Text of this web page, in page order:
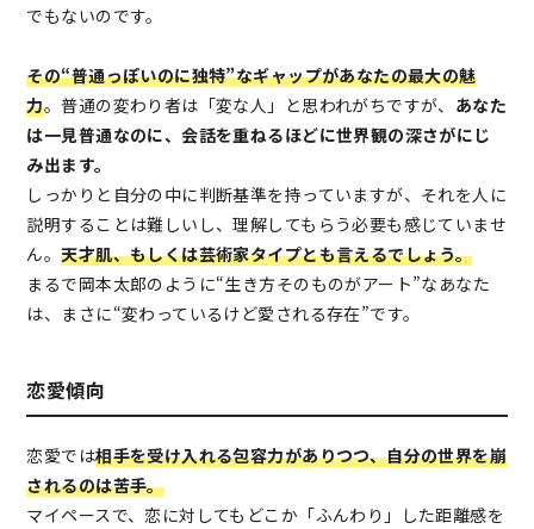
でもないのです。
その“普通っぽいのに独特”なギャップがあなたの最大の魅
力。普通の変わり者は「変な人」と思われがちですが、 あなた
は一見普通なのに、会話を重ねるほどに世界観の深さがにじ
み出ます。
しっかりと自分の中に判断基準を持っていますが、それを人に
説明することは難しいし、理解してもらう必要も感じていませ
ん。天才肌、もしくは芸術家タイプとも言えるでしょう。
まるで岡本太郎のように“生き方そのものがアート”なあなた
は、まさに“変わっているけど愛される存在”です。
恋愛傾向
恋愛では相手を受け入れる包容力がありつつ、自分の世界を崩
されるのは苦手。
マイペースで、恋に対してもどこか「ふんわり」した距離感を